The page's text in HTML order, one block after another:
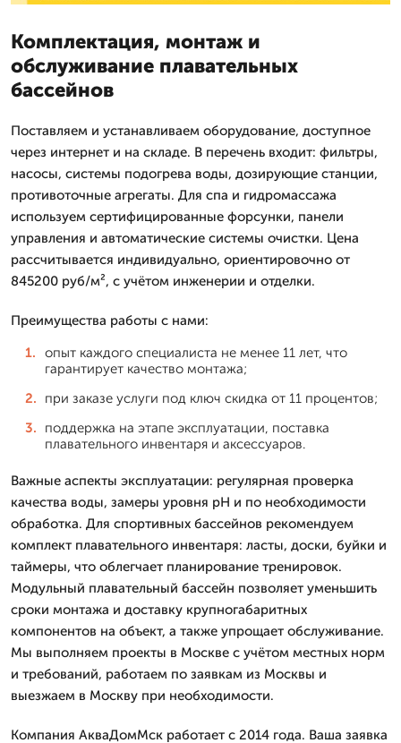
Комплектация, монтаж и
обслуживание плавательных
бассейнов
Поставляем и устанавливаем оборудование, доступное
через интернет и на складе. В перечень входит: фильтры,
насосы, системы подогрева воды, дозирующие станции,
противоточные агрегаты. Для спа и гидромассажа
используем сертифицированные форсунки, панели
управления и автоматические системы очистки. Цена
рассчитывается индивидуально, ориентировочно от
845200 руб/м², с учётом инженерии и отделки.
Преимущества работы с нами:
опыт каждого специалиста не менее 11 лет, что
гарантирует качество монтажа;
при заказе услуги под ключ скидка от 11 процентов;
поддержка на этапе эксплуатации, поставка
плавательного инвентаря и аксессуаров.
Важные аспекты эксплуатации: регулярная проверка
качества воды, замеры уровня рН и по необходимости
обработка. Для спортивных бассейнов рекомендуем
комплект плавательного инвентаря: ласты, доски, буйки и
таймеры, что облегчает планирование тренировок.
Модульный плавательный бассейн позволяет уменьшить
сроки монтажа и доставку крупногабаритных
компонентов на объект, а также упрощает обслуживание.
Мы выполняем проекты в Москве с учётом местных норм
и требований, работаем по заявкам из Москвы и
выезжаем в Москву при необходимости.
Компания АкваДомМск работает с 2014 года. Ваша заявка